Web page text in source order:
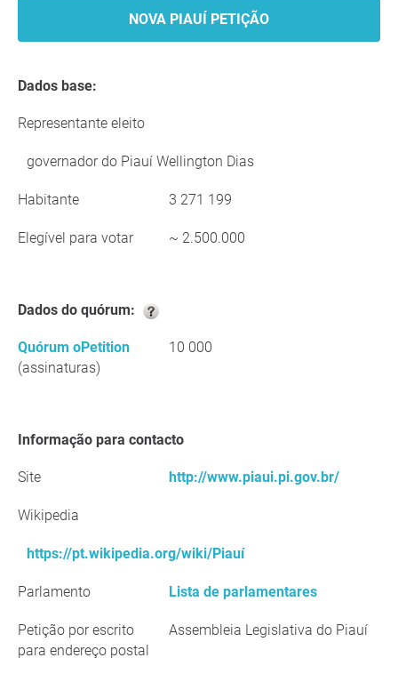
NOVA PIAUÍ PETIÇÃO
Dados base:
Representante eleito
governador do Piauí Wellington Dias
Habitante 3 271 199
Elegível para votar ~ 2.500.000
Dados do quórum:
Quórum oPetition
(assinaturas)
10 000
Informação para contacto
Site http://www.piaui.pi.gov.br/
Wikipedia
https://pt.wikipedia.org/wiki/Piauí
Parlamento Lista de parlamentares
Petição por escrito
para endereço postal
Assembleia Legislativa do Piauí